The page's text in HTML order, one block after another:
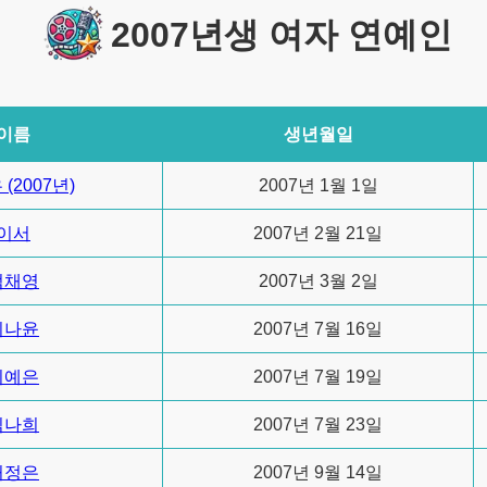
2007년생 여자 연예인
름 생년월일
(2007년) 2007년 1월 1일
서 2007년 2월 21일
채영 2007년 3월 2일
나윤 2007년 7월 16일
예은 2007년 7월 19일
희 2007년 7월 23일
정은 2007년 9월 14일